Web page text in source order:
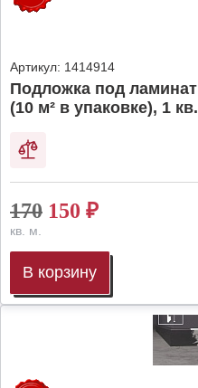
Артикул: 1414914
Подложка под
(10 м² в упаковке), 1
170 150 ₽
кв. м.
В корзину